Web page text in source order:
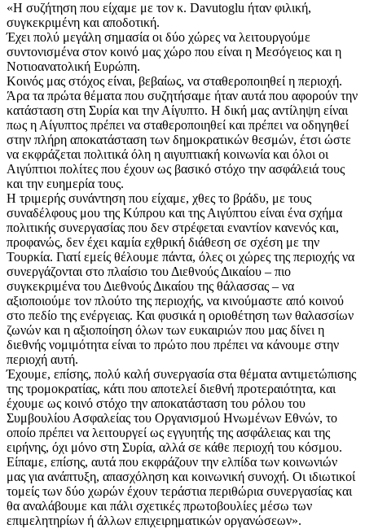
«Η συζήτηση που είχαμε με τον κ. Davutoglu ήταν φιλική,
συγκεκριμένη και αποδοτική.
Έχει πολύ μεγάλη σημασία οι δύο χώρες να λειτουργούμε
συντονισμένα στον κοινό μας χώρο που είναι η Μεσόγειος και η
Νοτιοανατολική Ευρώπη.
Κοινός μας στόχος είναι, βεβαίως, να σταθεροποιηθεί η περιοχή.
Άρα τα πρώτα θέματα που συζητήσαμε ήταν αυτά που αφορούν την
κατάσταση στη Συρία και την Αίγυπτο. Η δική μας αντίληψη είναι
πως η Αίγυπτος πρέπει να σταθεροποιηθεί και πρέπει να οδηγηθεί
στην πλήρη αποκατάσταση των δημοκρατικών θεσμών, έτσι ώστε
να εκφράζεται πολιτικά όλη η αιγυπτιακή κοινωνία και όλοι οι
Αιγύπτιοι πολίτες που έχουν ως βασικό στόχο την ασφάλειά τους
και την ευημερία τους.
Η τριμερής συνάντηση που είχαμε, χθες το βράδυ, με τους
συναδέλφους μου της Κύπρου και της Αιγύπτου είναι ένα σχήμα
πολιτικής συνεργασίας που δεν στρέφεται εναντίον κανενός και,
προφανώς, δεν έχει καμία εχθρική διάθεση σε σχέση με την
Τουρκία. Γιατί εμείς θέλουμε πάντα, όλες οι χώρες της περιοχής να
συνεργάζονται στο πλαίσιο του Διεθνούς Δικαίου – πιο
συγκεκριμένα του Διεθνούς Δικαίου της θάλασσας – να
αξιοποιούμε τον πλούτο της περιοχής, να κινούμαστε από κοινού
στο πεδίο της ενέργειας. Και φυσικά η οριοθέτηση των θαλασσίων
ζωνών και η αξιοποίηση όλων των ευκαιριών που μας δίνει η
διεθνής νομιμότητα είναι το πρώτο που πρέπει να κάνουμε στην
περιοχή αυτή.
Έχουμε, επίσης, πολύ καλή συνεργασία στα θέματα αντιμετώπισης
της τρομοκρατίας, κάτι που αποτελεί διεθνή προτεραιότητα, και
έχουμε ως κοινό στόχο την αποκατάσταση του ρόλου του
Συμβουλίου Ασφαλείας του Οργανισμού Ηνωμένων Εθνών, το
οποίο πρέπει να λειτουργεί ως εγγυητής της ασφάλειας και της
ειρήνης, όχι μόνο στη Συρία, αλλά σε κάθε περιοχή του κόσμου.
Είπαμε, επίσης, αυτά που εκφράζουν την ελπίδα των κοινωνιών
μας για ανάπτυξη, απασχόληση και κοινωνική συνοχή. Οι ιδιωτικοί
τομείς των δύο χωρών έχουν τεράστια περιθώρια συνεργασίας και
θα αναλάβουμε και πάλι σχετικές πρωτοβουλίες μέσω των
επιμελητηρίων ή άλλων επιχειρηματικών οργανώσεων».